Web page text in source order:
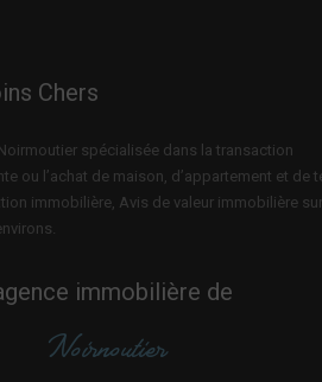
Chers
spécialisée dans la transaction
ou l’achat de maison, d’appartement et de
immobilière, Avis de valeur immobilière sur
immobilière de
Noirnoutier